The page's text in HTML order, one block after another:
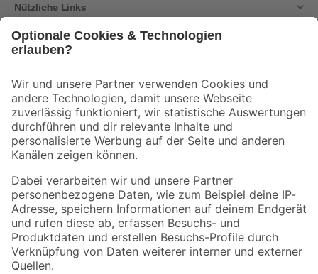
Nützliche Links
Der toom Newsletter: Keine Angebote und Aktionen mehr verpassen!
Zur Newsletter Anmeldung
Folge uns
Zahlungsarten Versandarten